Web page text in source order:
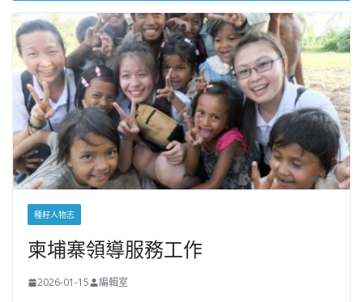
種籽人物志
柬埔寨領導服務工作
2026-01-15 編輯室